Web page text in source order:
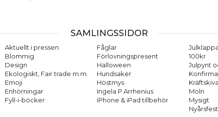
SAMLINGSSIDOR
Aktuellt i pressen
Blommig
Design
Ekologiskt, Fair trade m.m.
Emoji
Enhörningar
Fyll-i-böcker
Fåglar
Förlovningspresent
Halloween
Hundsaker
Höstmys
Ingela P Arrhenius
iPhone & iPad tillbehör
100kr
Julpynt
Moln
Mysigt
Nyårsfest